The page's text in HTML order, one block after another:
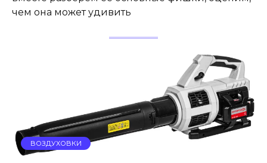
чем она может удивить
ВОЗДУХОВКИ